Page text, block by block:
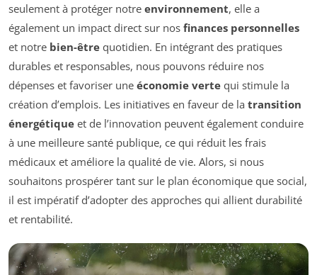
seulement à protéger notre environnement, elle a
également un impact direct sur nos finances personnelles
et notre bien-être quotidien. En intégrant des pratiques
durables et responsables, nous pouvons réduire nos
dépenses et favoriser une économie verte qui stimule la
création d’emplois. Les initiatives en faveur de la transition
énergétique et de l’innovation peuvent également conduire
à une meilleure santé publique, ce qui réduit les frais
médicaux et améliore la qualité de vie. Alors, si nous
souhaitons prospérer tant sur le plan économique que social,
il est impératif d’adopter des approches qui allient durabilité
et rentabilité.